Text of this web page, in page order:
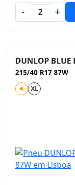
-
2 +
DUNLOP BLUE
215/40 R17 87W
XL